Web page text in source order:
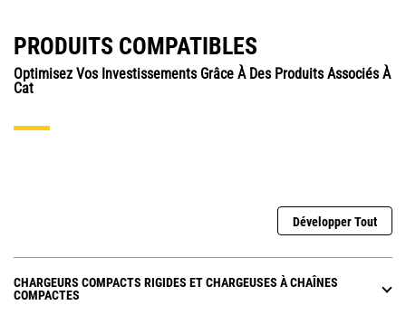
PRODUITS COMPATIBLES
Optimisez Vos Investissements Grâce À Des Produits Associés À
Cat
Développer Tout
CHARGEURS COMPACTS RIGIDES ET CHARGEUSES À CHAÎNES
COMPACTES